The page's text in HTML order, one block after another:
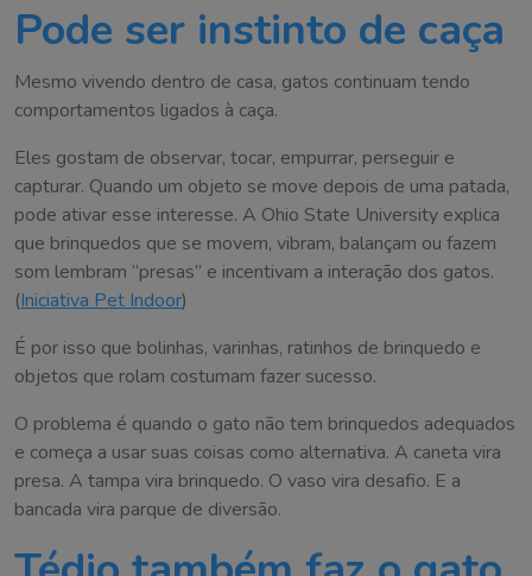
Pode ser instinto de caça
Mesmo vivendo dentro de casa, gatos continuam tendo
comportamentos ligados à caça.
Eles gostam de observar, tocar, empurrar, perseguir e
capturar. Quando um objeto se move depois de uma patada,
pode ativar esse interesse. A Ohio State University explica
que brinquedos que se movem, vibram, balançam ou fazem
som lembram “presas” e incentivam a interação dos gatos.
(Iniciativa Pet Indoor)
É por isso que bolinhas, varinhas, ratinhos de brinquedo e
objetos que rolam costumam fazer sucesso.
O problema é quando o gato não tem brinquedos adequados
e começa a usar suas coisas como alternativa. A caneta vira
presa. A tampa vira brinquedo. O vaso vira desafio. E a
bancada vira parque de diversão.